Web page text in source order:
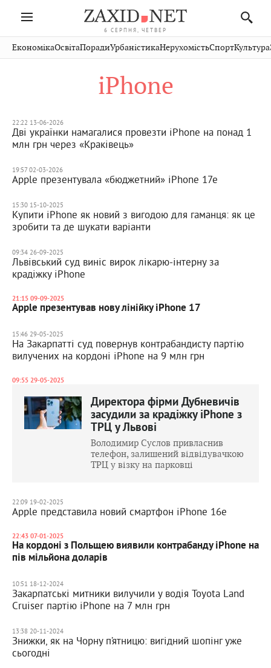
6 СЕРПНЯ, ЧЕТВЕР
Івано-
Франківськ
РівнеСтрий
Хмельницький
Публікації
Авто СловкоКультура
Кіно Дім
ЕкономікаОсвітаПорадиУрбаністикаНерухомістьСпортКультура
iPhone
22:22 13-06-2026
Дві українки намагалися провезти iPhone на понад 1
млн грн через «Краківець»
19:57 02-03-2026
Apple презентувала «бюджетний» iPhone 17e
15:30 15-10-2025
Купити iPhone як новий з вигодою для гаманця: як це
зробити та де шукати варіанти
09:34 26-09-2025
Львівський суд виніс вирок лікарю-інтерну за
крадіжку iPhone
21:15 09-09-2025
Apple презентував нову лінійку iPhone 17
15:46 29-05-2025
На Закарпатті суд повернув контрабандисту партію
вилучених на кордоні iPhone на 9 млн грн
09:55 29-05-2025
Директора фірми Дубневичів
засудили за крадіжку iPhone з
ТРЦ у Львові
Володимир Суслов привласнив
телефон, залишений відвідувачкою
ТРЦ у візку на парковці
22:09 19-02-2025
Apple представила новий смартфон iPhone 16e
22:43 07-01-2025
На кордоні з Польщею виявили контрабанду iPhone на
пів мільйона доларів
10:51 18-12-2024
Закарпатські митники вилучили у водія Toyota Land
Cruiser партію iPhone на 7 млн грн
13:38 20-11-2024
Знижки, як на Чорну п’ятницю: вигідний шопінг уже
сьогодні